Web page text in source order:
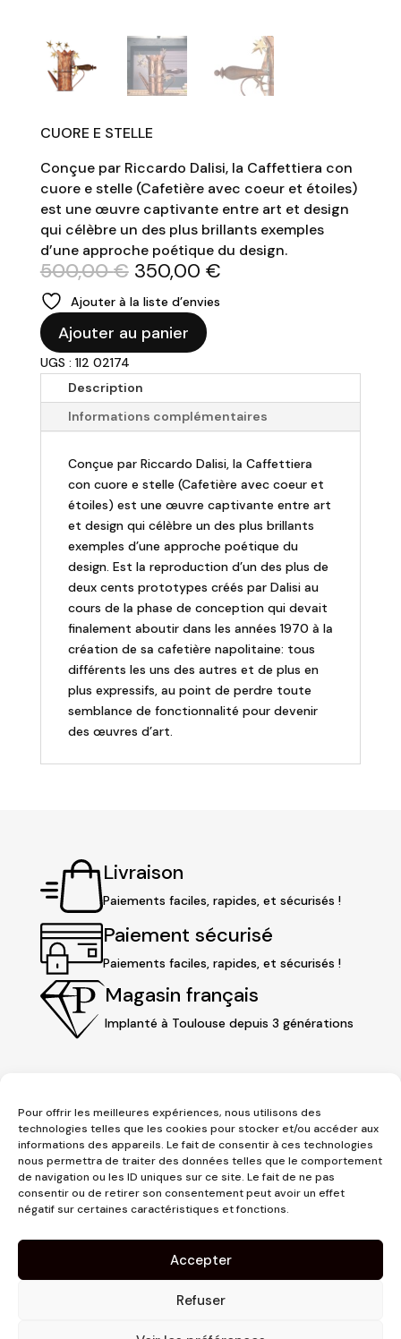
Pour offrir les meilleures expériences, nous utilisons des
technologies telles que les cookies pour stocker et/ou accéder aux
informations des appareils. Le fait de consentir à ces technologies
nous permettra de traiter des données telles que le comportement
de navigation ou les ID uniques sur ce site. Le fait de ne pas
consentir ou de retirer son consentement peut avoir un effet
négatif sur certaines caractéristiques et fonctions.
Accepter
Refuser
CUORE E STELLE
Conçue par Riccardo Dalisi, la Caffettiera con
cuore e stelle (Cafetière avec coeur et étoiles)
est une œuvre captivante entre art et design
qui célèbre un des plus brillants exemples
d’une approche poétique du design.
500,00€ Le
prix
initial
était :
500,00 €.
350,00 €Le
Ajouter à la liste d’envies
quantité
de
Alessi
Cafetière
Cœur
étoile
Edition
Ajouter au panier
UGS : 1I2 02174
Description
Informations complémentaires
Conçue par Riccardo Dalisi, la Caffettiera
con cuore e stelle (Cafetière avec coeur et
étoiles) est une œuvre captivante entre art
et design qui célèbre un des plus brillants
exemples d’une approche poétique du
design. Est la reproduction d’un des plus de
deux cents prototypes créés par Dalisi au
cours de la phase de conception qui devait
finalement aboutir dans les années 1970 à la
création de sa cafetière napolitaine: tous
différents les uns des autres et de plus en
plus expressifs, au point de perdre toute
semblance de fonctionnalité pour devenir
des œuvres d’art.
Livraison
Paiements faciles, rapides, et sécurisés !
Paiement sécurisé
Paiements faciles, rapides, et sécurisés !
Magasin français
Implanté à Toulouse depuis 3 générations
3 place Jeanne d'Arc
31000 Toulouse
contact@pujolmaison.com
05 62 73 70 73